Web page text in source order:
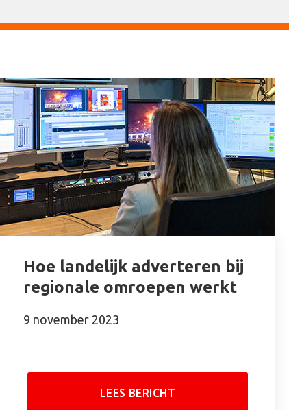
Hoe landelijk adverteren bij
regionale omroepen werkt
9 november 2023
LEES BERICHT